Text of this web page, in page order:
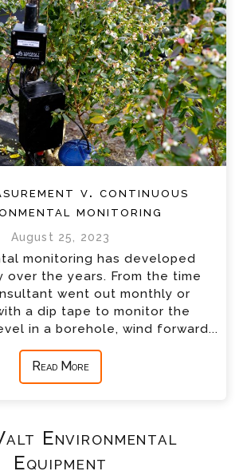
v. continuous
monitoring
August 25, 2023
monitoring has developed
over the years. From the time
went out monthly or
a dip tape to monitor the
in a borehole, wind forward...
Read More
Environmental
Equipment